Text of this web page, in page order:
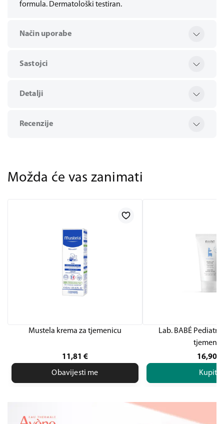
formula. Dermatološki testiran.
Način uporabe
Sastojci
Detalji
Recenzije
Možda će vas zanimati
Mustela krema za tjemenicu
11,81 €
Obavijesti me
Lab. BABÉ
16,90
Kupite